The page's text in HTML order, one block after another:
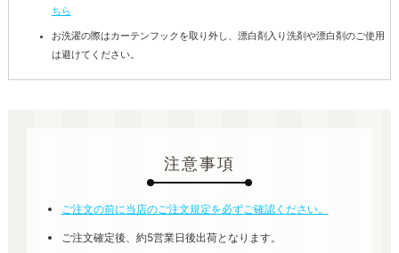
ちら
お洗濯の際はカーテンフックを取り外し、漂白剤入り洗剤や漂白剤のご使用
は避けてください。
注意事項
ご注文の前に当店のご注文規定を必ずご確認ください。
ご注文確定後、約5営業日後出荷となります。